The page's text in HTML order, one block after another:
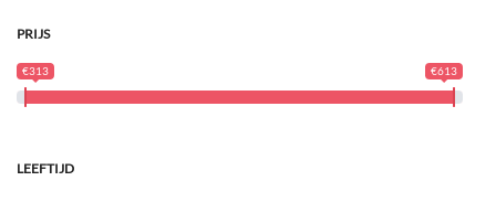
PRIJS
€313 €613
LEEFTIJD